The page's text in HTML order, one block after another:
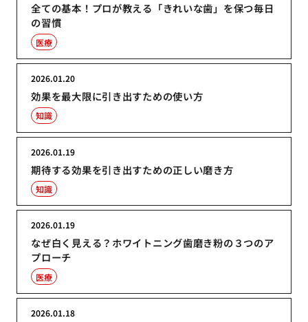
全ての基本！プロが教える「きれいな歯」を保つ毎日
の習慣
医療
効果を最大限に引き出すための使い方
2026.01.20
知識
期待する効果を引き出すための正しい磨き方
2026.01.19
知識
なぜ白く見える？ホワイトニング歯磨き粉の３つのア
プローチ
2026.01.19
医療
2026.01.18